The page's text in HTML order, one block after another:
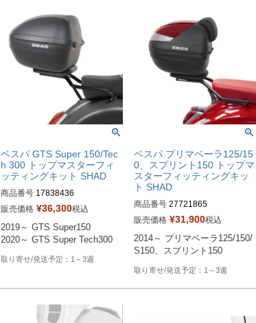
ベスパ GTS Super 150/Tec
h 300 トップマスターフィ
ッティングキット SHAD
商品番号 17838436
M型番：V0GT39ST
販売価格 ¥36,300税込
2019～ GTS Super150
2020～ GTS Super Tech300
1～3週
ベスパ プリマベーラ125/15
0、スプリント150 トップマ
スターフィッティングキッ
ト SHAD
商品番号 27721865
M型番：V0IPR19ST
販売価格 ¥31,900税込
2014～ プリマベーラ125/150/
S150、スプリント150
1～3週